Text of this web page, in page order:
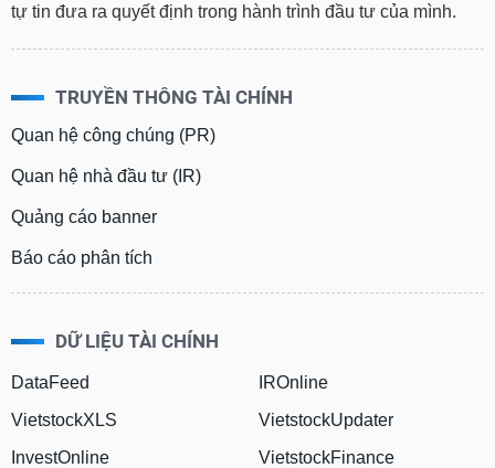
tự tin đưa ra quyết định trong hành trình đầu tư của mình.
TRUYỀN THÔNG TÀI CHÍNH
Quan hệ công chúng (PR)
Quan hệ nhà đầu tư (IR)
Quảng cáo banner
Báo cáo phân tích
DỮ LIỆU TÀI CHÍNH
DataFeed
VietstockXLS
InvestOnline
IROnline
VietstockUpdater
VietstockFinance